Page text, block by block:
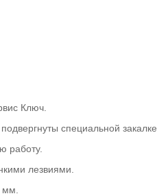
Ключ.
специальной закалке.
работу.
лезвиями.